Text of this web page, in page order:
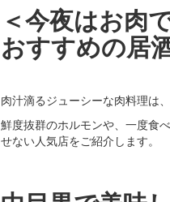
＜今夜はお肉
おすすめの居
肉汁滴るジューシーな肉料理は
鮮度抜群のホルモンや、一度食
せない人気店をご紹介します。